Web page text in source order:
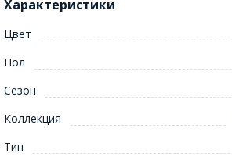
Характеристики
Цвет
Пол
Сезон
Коллекция
Тип